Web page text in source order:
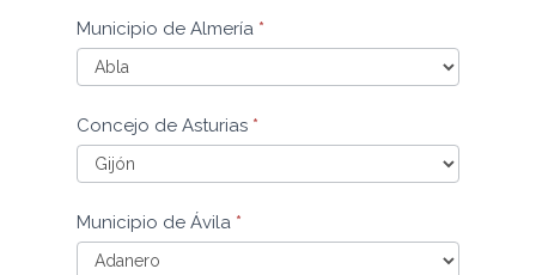
de
Alicante
Municipio de Almería *
de
Almería
Concejo de Asturias *
de
Asturias
Municipio de Ávila *